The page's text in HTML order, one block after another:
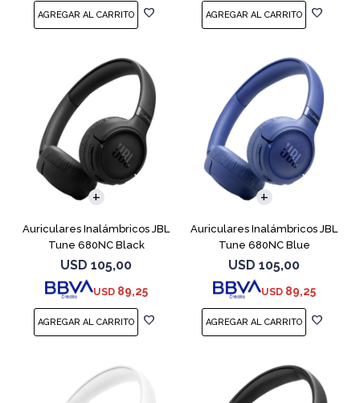
Auriculares Inalámbricos JBL
Tune 680NC Black
USD 105,00
USD 89,25
Auriculares Inalámbricos JBL
Tune 680NC Blue
USD 105,00
USD 89,25